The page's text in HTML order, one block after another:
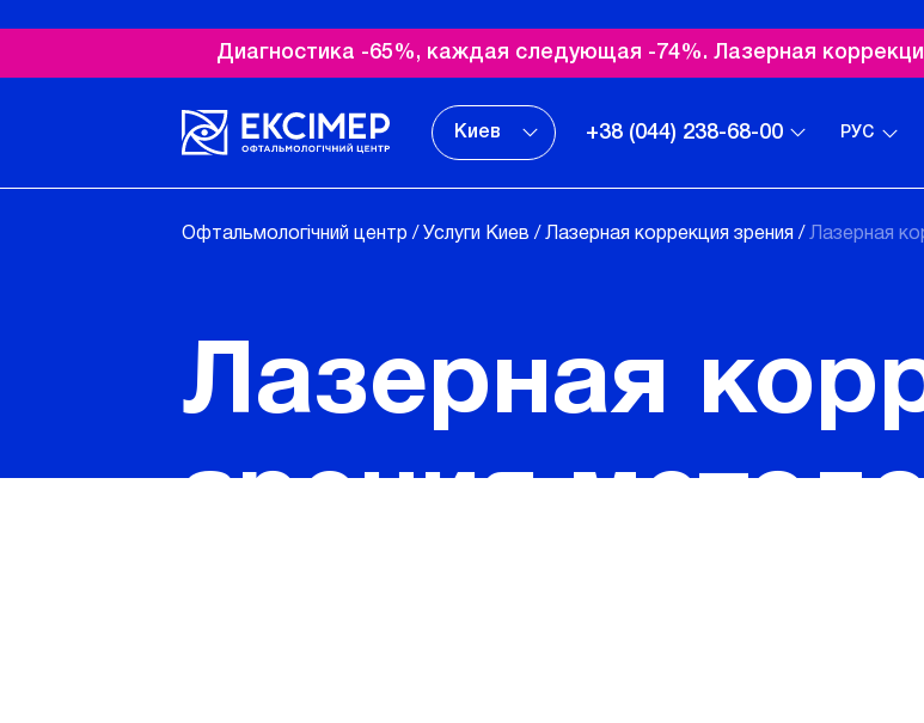
Диагностика -65%, каждая следующая -74%. Лазерная
Киев +38 (044) 238-68-00 РУС
Офтальмологічний центр / Услуги Киев / Лазерная коррекция зрения / Лазерная
Лазерная
зрения